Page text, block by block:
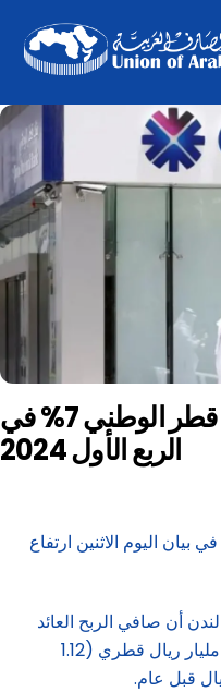
content
ارتفاع صافي أرباح بنك قطر الوطني 7% في
الربع الأول 2024
اليوم الاثنين ارتفاع
أن صافي الربح العائد
لمساهمي بنك قطر الوطني بلغ 4.1 مليار ريال قطري (1.12